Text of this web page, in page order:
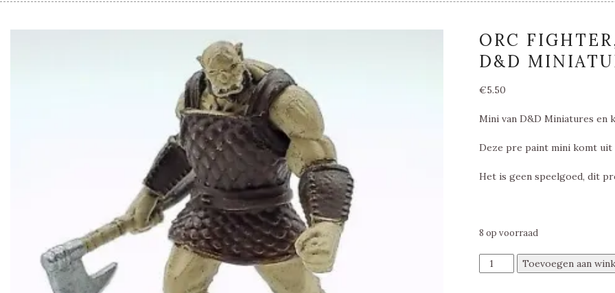
ORC
D&D
€5.50
Mini van D&D Miniatures
Deze pre paint mini komt
Het is geen speelgoed, dit
8 op voorraad
Orc
Fighter,
Toevoegen aan